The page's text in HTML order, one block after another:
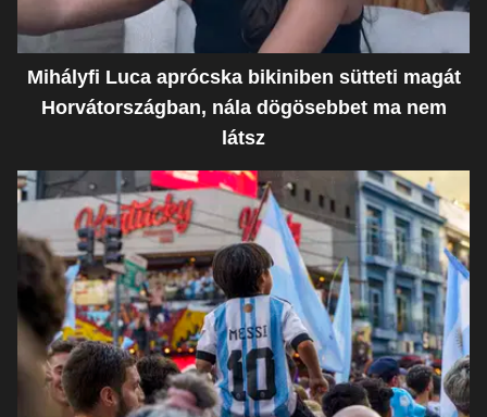
Mihályfi Luca aprócska bikiniben sütteti magát
Horvátországban, nála dögösebbet ma nem
látsz